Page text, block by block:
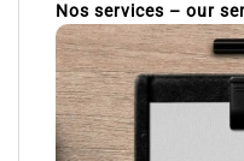
Nos services – our